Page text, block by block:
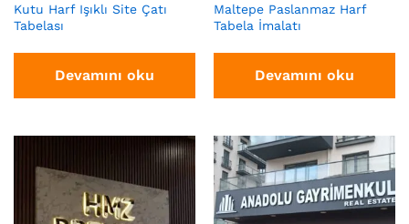
Kutu Harf Işıklı Site Çatı
Tabelası
Devamını oku
Maltepe Paslanmaz Harf
Tabela İmalatı
Devamını oku